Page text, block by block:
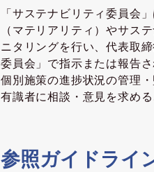
「サステナビリティ委員会
（マテリアリティ）やサス
ニタリングを行い、代表取
委員会」で指示または報告
個別施策の進捗状況の管理
有識者に相談・意見を求め
参照ガイドライ